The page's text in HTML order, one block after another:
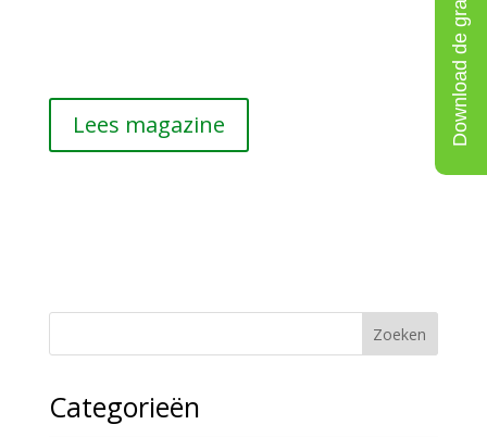
Lees magazine
Categorieën